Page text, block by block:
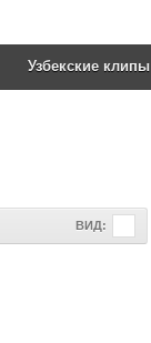
Узбекские клипы
ВИД: